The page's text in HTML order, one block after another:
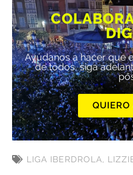
Ayúdanos a hacer que
de todos, siga
QUIERO
LIGA IBERDROLA,